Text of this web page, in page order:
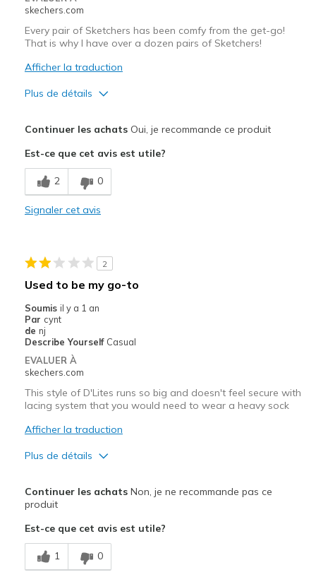
Sizing
Feels true to size
skechers.com
Every pair of Sketchers has been comfy from the get-go!
That is why I have over a dozen pairs of Sketchers!
Afficher la traduction
Plus de détails
Breathe Well
Comfortable
Les meilleures utilisations
Travel
Width
Sizing
View On Shoes
I'm Into Shoes
Continuer les achatsOui, je recommande ce produit
Est-ce que cet avis est utile?
2 0
Signaler cet avis
2
Used to be my go-to
Soumis il y a 1 an
Par cynt
de nj
Describe Yourself Casual
EVALUER À
skechers.com
This style of D'Lites runs so big and doesn't feel secure with
lacing system that you would need to wear a heavy sock
Afficher la traduction
Plus de détails
Breathe Well
Le contre
Poor Cushioning
Continuer les achatsNon, je ne recommande pas ce
produit
Est-ce que cet avis est utile?
1 0